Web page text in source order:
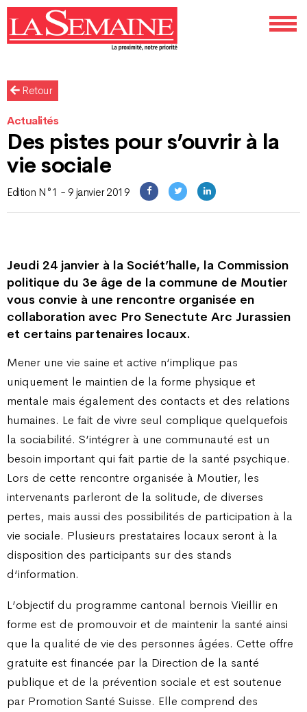
Retour
Actualités
Des pistes pour s’ouvrir à la
vie sociale
Edition N°1 - 9 janvier 2019
Jeudi 24 janvier à la Sociét’halle, la Commission
politique du 3e âge de la commune de Moutier
vous convie à une rencontre organisée en
collaboration avec Pro Senectute Arc Jurassien
et certains partenaires locaux.
Mener une vie saine et active n‘implique pas
uniquement le maintien de la forme physique et
mentale mais également des contacts et des relations
humaines. Le fait de vivre seul complique quelquefois
la sociabilité. S’intégrer à une communauté est un
besoin important qui fait partie de la santé psychique.
Lors de cette rencontre organisée à Moutier, les
intervenants parleront de la solitude, de diverses
pertes, mais aussi des possibilités de participation à la
vie sociale. Plusieurs prestataires locaux seront à la
disposition des participants sur des stands
d‘information.
L’objectif du programme cantonal bernois Vieillir en
forme est de promouvoir et de maintenir la santé ainsi
que la qualité de vie des personnes âgées. Cette offre
gratuite est financée par la Direction de la santé
publique et de la prévention sociale et est soutenue
par Promotion Santé Suisse. Elle comprend des